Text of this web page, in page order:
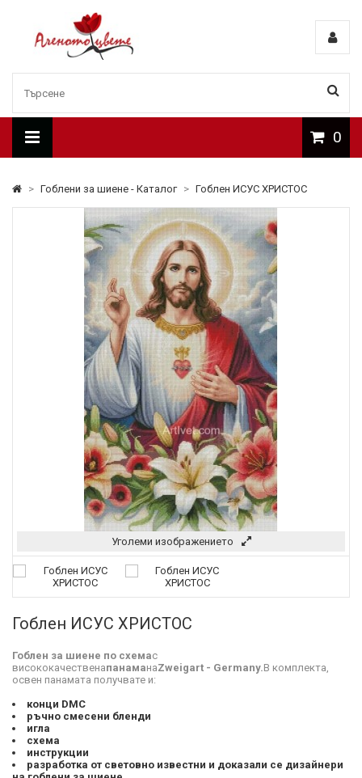
0
> Гоблени за шиене - Каталог > Гоблен ИСУС ХРИСТОС
Уголеми изображението
Гоблен ИСУС ХРИСТОС
Гоблен за шиене по схемас
висококачественапанаманаZweigart - Germany.В комплекта,
освен панамата получвате и:
конци DMC
ръчно смесени бленди
игла
схема
инструкции
разработка от световно известни и доказали се дизайнери